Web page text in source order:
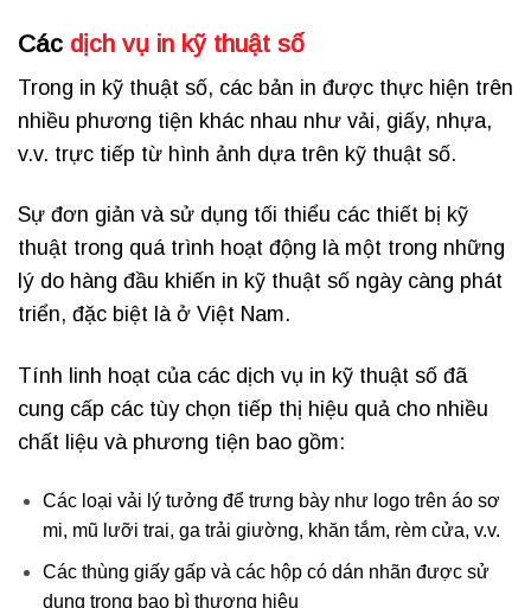
Các dịch vụ in kỹ thuật số
Trong in kỹ thuật số, các bản in được thực hiện trên
nhiều phương tiện khác nhau như vải, giấy, nhựa,
v.v. trực tiếp từ hình ảnh dựa trên kỹ thuật số.
Sự đơn giản và sử dụng tối thiểu các thiết bị kỹ
thuật trong quá trình hoạt động là một trong những
lý do hàng đầu khiến in kỹ thuật số ngày càng phát
triển, đặc biệt là ở Việt Nam.
Tính linh hoạt của các dịch vụ in kỹ thuật số đã
cung cấp các tùy chọn tiếp thị hiệu quả cho nhiều
chất liệu và phương tiện bao gồm:
Các loại vải lý tưởng để trưng bày như logo trên áo sơ
mi, mũ lưỡi trai, ga trải giường, khăn tắm, rèm cửa, v.v.
Các thùng giấy gấp và các hộp có dán nhãn được sử
dụng trong bao bì thương hiệu